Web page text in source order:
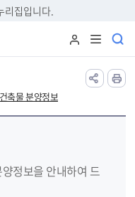
리집입니다.
건축물 분양정보
정보을 안내하여 드